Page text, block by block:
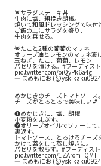
🌟サラダステーキ丼
牛肉に塩、粗挽き胡椒。
焼いて和風ドレッシングで味付
ご飯の上にサラダを盛り、
牛肉を乗せる。
🌟たこと2種の葡萄のマリネ
オリーブ油とレモンのマリネ液
玉ねぎ、たこ、葡萄、レモン
パセリを漬ける。#フーディス
pic.twitter.com/oiQyPk6a4g
— まめもにお
めかじきのチーズトマトソース。
チーズがとろとろで美味しい💕
❶めかじきに、塩、胡椒
小麦粉をまぶす。
❷オリーブオイルでソテーして、
裏返す。
トマトソース、とろけるチーズ
かけて蓋をして蒸し焼きに。
パセリを散らす。#フーディス
pic.twitter.com/1ZAromTQMT
— まめもにお